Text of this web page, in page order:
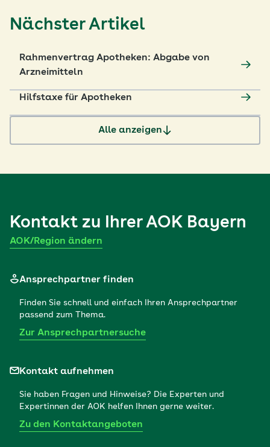
Nächster Artikel
Rahmenvertrag Apotheken: Abgabe von
Arzneimitteln
Hilfstaxe für Apotheken
Alle anzeigen
Kontakt zu IhrerAOK Bayern
AOK/Region ändern
Ansprechpartner finden
Finden Sie schnell und einfach Ihren Ansprechpartner
passend zum Thema.
Zur Ansprechpartnersuche
Kontakt aufnehmen
Sie haben Fragen und Hinweise? Die Experten und
Expertinnen der AOK helfen Ihnen gerne weiter.
Zu den Kontaktangeboten